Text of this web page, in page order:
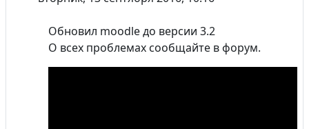
Обновил moodle до версии 3.2
О всех проблемах сообщайте в форум.